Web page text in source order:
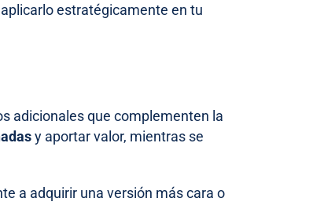
estratégicamente en tu
adicionales que complementen la
y aportar valor, mientras se
a adquirir una versión más cara o